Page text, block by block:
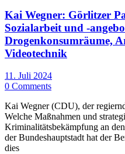
Kai Wegner: Görlitzer
Sozialarbeit und -
Drogenkonsumräume,
Videotechnik
11. Juli 2024
0 Comments
Kai Wegner (CDU), der
Welche Maßnahmen und
Kriminalitätsbekämpfung an
der Bundeshauptstadt hat der
dies